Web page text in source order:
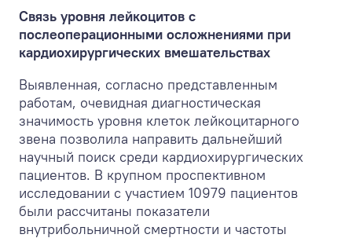
Связь уровня лейкоцитов с
послеоперационными осложнениями при
кардиохирургических вмешательствах
Выявленная, согласно представленным
работам, очевидная диагностическая
значимость уровня клеток лейкоцитарного
звена позволила направить дальнейший
научный поиск среди кардиохирургических
пациентов. В крупном проспективном
исследовании с участием 10979 пациентов
были рассчитаны показатели
внутрибольничной смертности и частоты